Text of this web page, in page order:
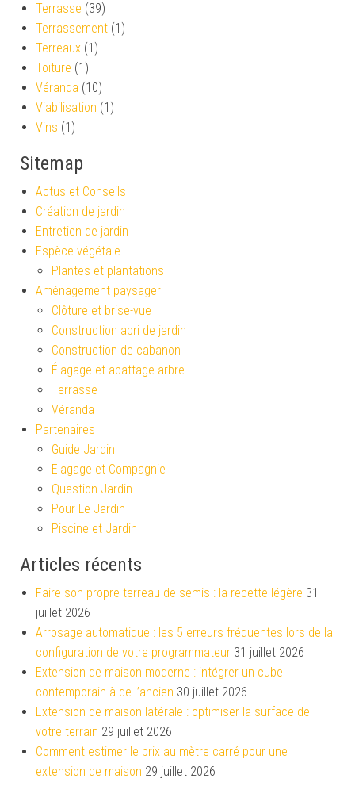
Terrasse (39)
Terrassement (1)
Terreaux (1)
Toiture (1)
Véranda (10)
Viabilisation (1)
Vins (1)
Sitemap
Actus et Conseils
Création de jardin
Entretien de jardin
Espèce végétale
Plantes et plantations
Aménagement paysager
Clôture et brise-vue
Construction abri de jardin
Construction de cabanon
Élagage et abattage arbre
Terrasse
Véranda
Partenaires
Guide Jardin
Elagage et Compagnie
Question Jardin
Pour Le Jardin
Piscine et Jardin
Articles récents
Faire son propre terreau de semis : la recette légère 31
juillet 2026
Arrosage automatique : les 5 erreurs fréquentes lors de la
configuration de votre programmateur 31 juillet 2026
Extension de maison moderne : intégrer un cube
contemporain à de l’ancien 30 juillet 2026
Extension de maison latérale : optimiser la surface de
votre terrain 29 juillet 2026
Comment estimer le prix au mètre carré pour une
extension de maison 29 juillet 2026